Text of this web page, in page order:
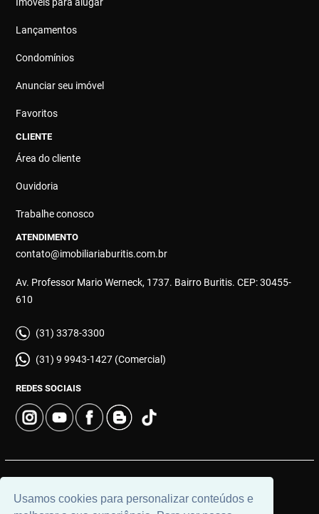
Usamos cookies para personalizar conteúdos e
Imóveis para alugar
Lançamentos
Condomínios
Anunciar seu imóvel
Favoritos
CLIENTE
Área do cliente
Ouvidoria
Trabalhe conosco
ATENDIMENTO
contato@imobiliariaburitis.com.br
Av. Professor Mario Werneck, 1737. Bairro Buritis. CEP: 30455-
610
(31) 3378-3300
(31) 9 9943-1427 (Comercial)
REDES SOCIAIS
Universal Software.